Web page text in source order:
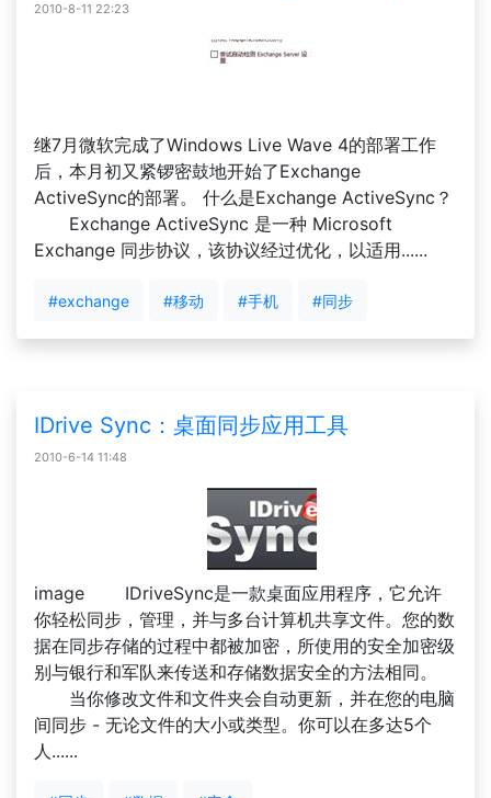
2010-8-11 22:23
继7月微软完成了Windows Live Wave 4的部署工作
后，本月初又紧锣密鼓地开始了Exchange
ActiveSync的部署。 什么是Exchange ActiveSync？
Exchange ActiveSync 是一种 Microsoft
Exchange 同步协议，该协议经过优化，以适用......
#exchange #移动 #手机 #同步
IDrive Sync：桌面同步应用工具
2010-6-14 11:48
image IDriveSync是一款桌面应用程序，它允许
你轻松同步，管理，并与多台计算机共享文件。您的数
据在同步存储的过程中都被加密，所使用的安全加密级
别与银行和军队来传送和存储数据安全的方法相同。
当你修改文件和文件夹会自动更新，并在您的电脑
间同步 - 无论文件的大小或类型。你可以在多达5个
人......